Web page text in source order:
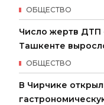
ОБЩЕСТВО
Число жертв ДТП
Ташкенте
ОБЩЕСТВО
В Чирчике